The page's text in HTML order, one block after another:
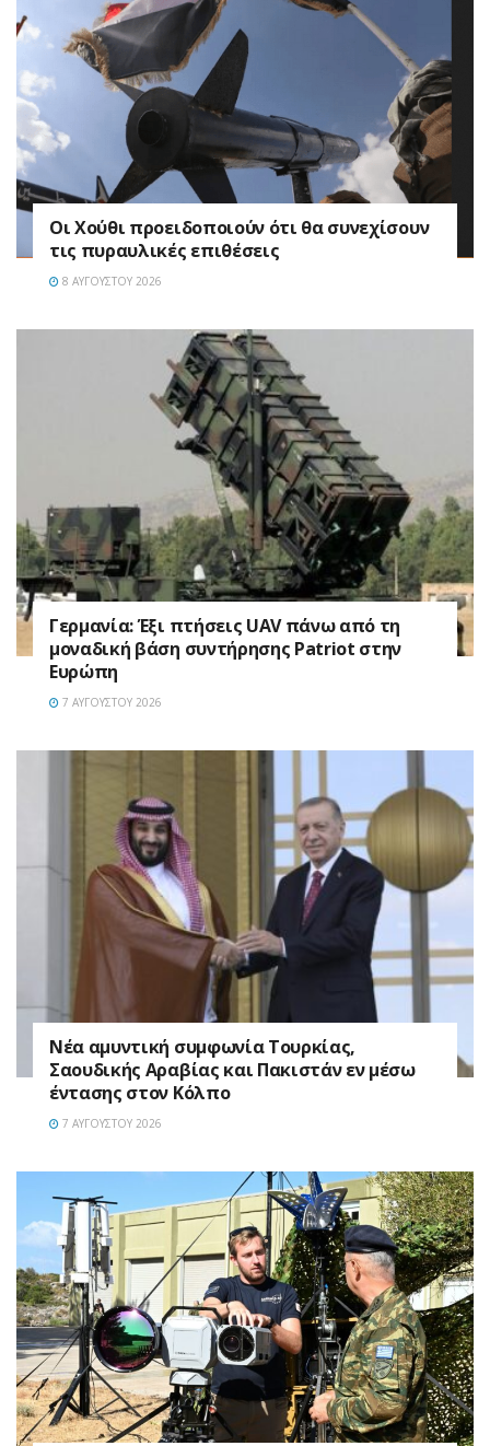
Οι Χούθι προειδοποιούν ότι θα συνεχίσουν
τις πυραυλικές επιθέσεις
8 ΑΥΓΟΎΣΤΟΥ 2026
Γερμανία: Έξι πτήσεις UAV πάνω από τη
μοναδική βάση συντήρησης Patriot στην
Ευρώπη
7 ΑΥΓΟΎΣΤΟΥ 2026
Νέα αμυντική συμφωνία Τουρκίας,
Σαουδικής Αραβίας και Πακιστάν εν μέσω
έντασης στον Κόλπο
7 ΑΥΓΟΎΣΤΟΥ 2026